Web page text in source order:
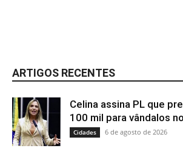
ARTIGOS RECENTES
Celina assina PL que
100 mil para vândalos
Cidades 6 de agosto de 2026